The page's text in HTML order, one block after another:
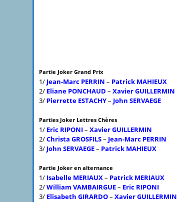
Partie Joker Grand Prix
1/ Jean-Marc PERRIN – Patrick MAHIEUX
2/ Eliane PONCHAUD – Xavier GUILLERMIN
3/ Pierrette ESTACHY– John SERVAEGE
Parties Joker Lettres Chères
1/ Eric RIPONI– Xavier GUILLERMIN
2/Christa GROSFILS– Jean-Marc PERRIN
3/ John SERVAEGE– Patrick MAHIEUX
Partie Joker en alternance
1/ Isabelle MERIAUX– Patrick MERIAUX
2/William VAMBAIRGUE– Eric RIPONI
3/ Elisabeth GIRARDO– Xavier GUILLERMIN